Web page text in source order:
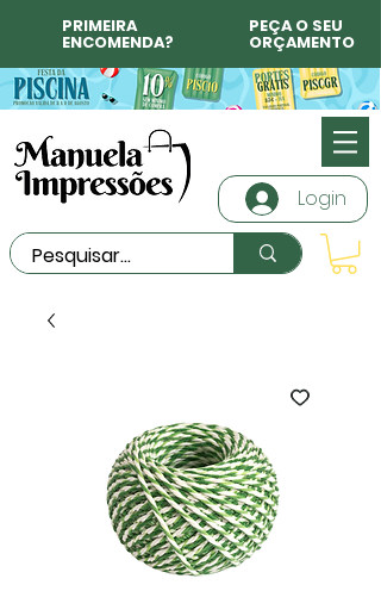
PRIMEIRA
ENCOMENDA?
PEÇA O SEU
ORÇAMENTO
Login